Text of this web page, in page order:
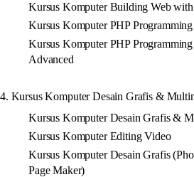
Kursus Komputer Building Web
Kursus Komputer PHP
Kursus Komputer PHP
Advanced
4. Kursus Komputer Desain Grafis &
Kursus Komputer Desain Grafis &
Kursus Komputer Editing Video
Kursus Komputer Desain Grafis
Page Maker)